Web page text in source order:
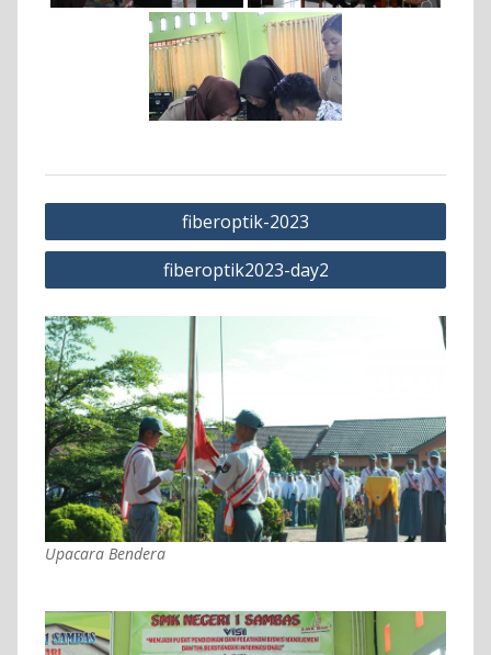
Navigasi
pos
fiberoptik-2023
fiberoptik2023-day2
Upacara Bendera